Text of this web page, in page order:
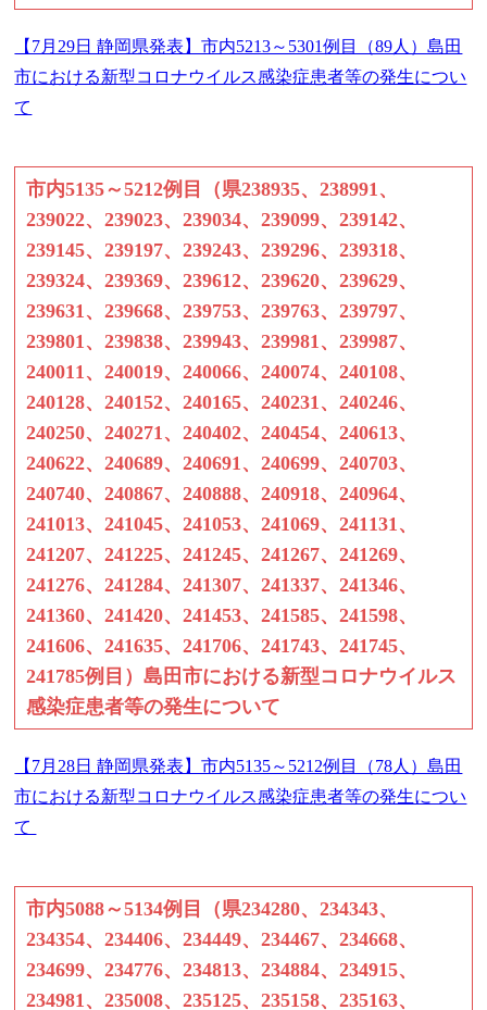
【7月29日 静岡県発表】市内5213～5301例目（89人）島田
市における新型コロナウイルス感染症患者等の発生につい
て
市内5135～5212例目（県238935、238991、
239022、239023、239034、239099、239142、
239145、239197、239243、239296、239318、
239324、239369、239612、239620、239629、
239631、239668、239753、239763、239797、
239801、239838、239943、239981、239987、
240011、240019、240066、240074、240108、
240128、240152、240165、240231、240246、
240250、240271、240402、240454、240613、
240622、240689、240691、240699、240703、
240740、240867、240888、240918、240964、
241013、241045、241053、241069、241131、
241207、241225、241245、241267、241269、
241276、241284、241307、241337、241346、
241360、241420、241453、241585、241598、
241606、241635、241706、241743、241745、
241785例目）島田市における新型コロナウイルス
感染症患者等の発生について
【7月28日 静岡県発表】市内5135～5212例目（78人）島田
市における新型コロナウイルス感染症患者等の発生につい
て
市内5088～5134例目（県234280、234343、
234354、234406、234449、234467、234668、
234699、234776、234813、234884、234915、
234981、235008、235125、235158、235163、